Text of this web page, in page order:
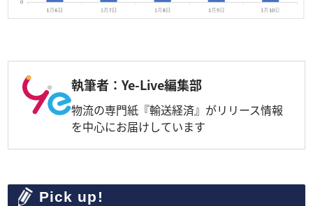
執筆者：Ye-Live編集部
物流の専門紙『輸送経済』がリリース情報
を中心にお届けしています
Pick up!